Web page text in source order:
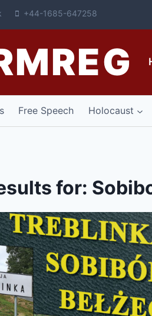
+44-1685-647258
Free Speech Holocaust
for: